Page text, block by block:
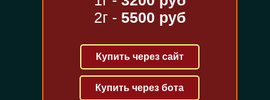
2г - 5500 руб
Купить через сайт
Купить через бота